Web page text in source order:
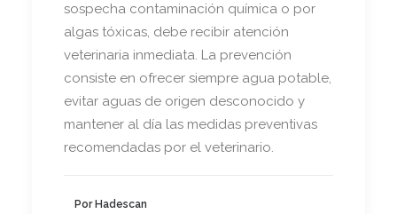
sospecha contaminación química o por
algas tóxicas, debe recibir atención
veterinaria inmediata. La prevención
consiste en ofrecer siempre agua potable,
evitar aguas de origen desconocido y
mantener al día las medidas preventivas
recomendadas por el veterinario.
Por Hadescan